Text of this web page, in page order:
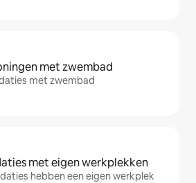
met zwembad
met zwembad
met eigen werkplekken
hebben een eigen werkplek